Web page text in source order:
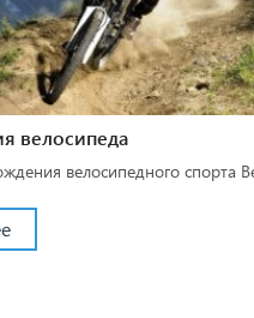
велосипеда
велосипедного спорта